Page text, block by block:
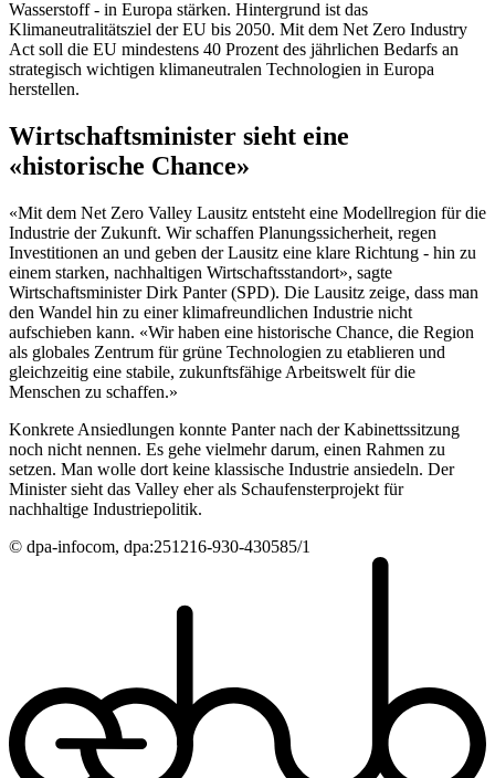
Wasserstoff - in Europa stärken. Hintergrund ist das
Klimaneutralitätsziel der EU bis 2050. Mit dem Net Zero Industry
Act soll die EU mindestens 40 Prozent des jährlichen Bedarfs an
strategisch wichtigen klimaneutralen Technologien in Europa
herstellen.
Wirtschaftsminister sieht eine
«historische Chance»
«Mit dem Net Zero Valley Lausitz entsteht eine Modellregion für die
Industrie der Zukunft. Wir schaffen Planungssicherheit, regen
Investitionen an und geben der Lausitz eine klare Richtung - hin zu
einem starken, nachhaltigen Wirtschaftsstandort», sagte
Wirtschaftsminister Dirk Panter (SPD). Die Lausitz zeige, dass man
den Wandel hin zu einer klimafreundlichen Industrie nicht
aufschieben kann. «Wir haben eine historische Chance, die Region
als globales Zentrum für grüne Technologien zu etablieren und
gleichzeitig eine stabile, zukunftsfähige Arbeitswelt für die
Menschen zu schaffen.»
Konkrete Ansiedlungen konnte Panter nach der Kabinettssitzung
noch nicht nennen. Es gehe vielmehr darum, einen Rahmen zu
setzen. Man wolle dort keine klassische Industrie ansiedeln. Der
Minister sieht das Valley eher als Schaufensterprojekt für
nachhaltige Industriepolitik.
© dpa-infocom, dpa:251216-930-430585/1